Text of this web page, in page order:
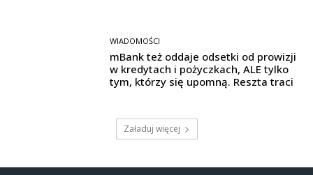
WIADOMOŚCI
mBank też oddaje odsetki od prowizji
w kredytach i pożyczkach, ALE tylko
tym, którzy się upomną. Reszta traci
Załaduj więcej